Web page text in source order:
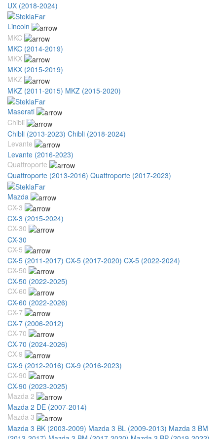
UX (2018-2024)
Lincoln
MKC
MKC (2014-2019)
MKX
MKX (2015-2019)
MKZ
MKZ (2011-2015) MKZ (2015-2020)
Maserati
Chibli
Chibli (2013-2023) Chibli (2018-2024)
Levante
Levante (2016-2023)
Quattroporte
Quattroporte (2013-2016) Quattroporte (2017-2023)
Mazda
CX-3
CX-3 (2015-2024)
CX-30
CX-30
CX-5
CX-5 (2011-2017) CX-5 (2017-2020) CX-5 (2022-2024)
CX-50
CX-50 (2022-2025)
CX-60
CX-60 (2022-2026)
CX-7
CX-7 (2006-2012)
CX-70
CX-70 (2024-2026)
CX-9
CX-9 (2012-2016) CX-9 (2016-2023)
CX-90
CX-90 (2023-2025)
Mazda 2
Mazda 2 DE (2007-2014)
Mazda 3
Mazda 3 BK (2003-2009) Mazda 3 BL (2009-2013) Mazda 3 BM